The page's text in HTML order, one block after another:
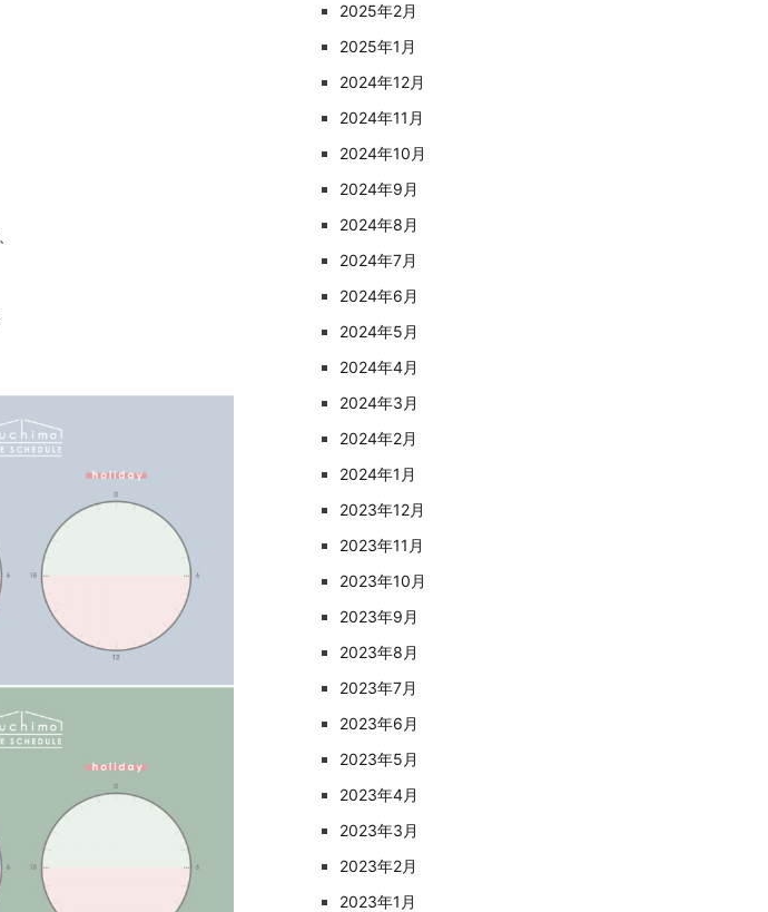
2025年2月
2025年1月
2024年12月
2024年11月
2024年10月
2024年9月
2024年8月
2024年7月
2024年6月
2024年5月
2024年4月
2024年3月
2024年2月
2024年1月
2023年12月
2023年11月
2023年10月
2023年9月
2023年8月
2023年7月
2023年6月
2023年5月
2023年4月
2023年3月
2023年2月
2023年1月